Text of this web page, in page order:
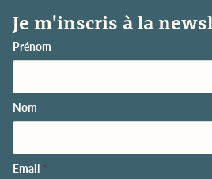
Je m'inscris à la
Prénom
Nom
Email *